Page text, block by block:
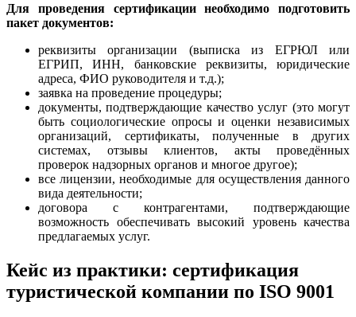
Для проведения сертификации необходимо подготовить
пакет документов:
реквизиты организации (выписка из ЕГРЮЛ или
ЕГРИП, ИНН, банковские реквизиты, юридические
адреса, ФИО руководителя и т.д.);
заявка на проведение процедуры;
документы, подтверждающие качество услуг (это могут
быть социологические опросы и оценки независимых
организаций, сертификаты, полученные в других
системах, отзывы клиентов, акты проведённых
проверок надзорных органов и многое другое);
все лицензии, необходимые для осуществления данного
вида деятельности;
договора с контрагентами, подтверждающие
возможность обеспечивать высокий уровень качества
предлагаемых услуг.
Кейс из практики: сертификация
туристической компании по ISO 9001